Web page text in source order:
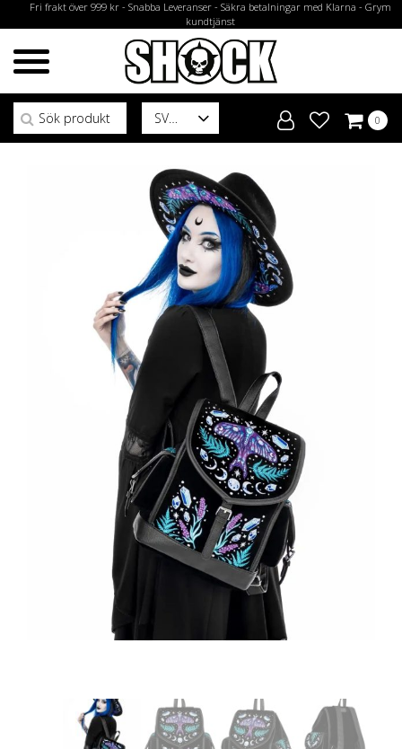
Fri frakt över 999 kr - Snabba Leveranser - Säkra betalningar med Klarna - Grym
kundtjänst
SV
Sök efter:
0